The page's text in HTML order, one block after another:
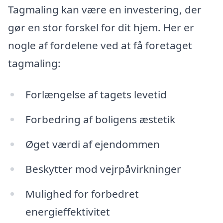
Tagmaling kan være en investering, der
gør en stor forskel for dit hjem. Her er
nogle af fordelene ved at få foretaget
tagmaling:
Forlængelse af tagets levetid
Forbedring af boligens æstetik
Øget værdi af ejendommen
Beskytter mod vejrpåvirkninger
Mulighed for forbedret
energieffektivitet